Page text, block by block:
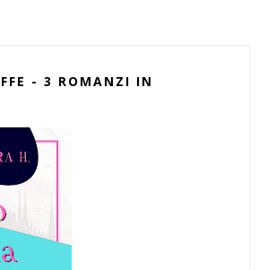
- 3 ROMANZI IN